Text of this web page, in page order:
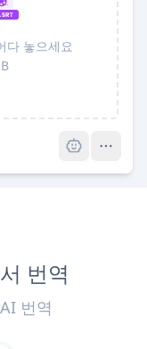
다 놓으세요
번역
번역